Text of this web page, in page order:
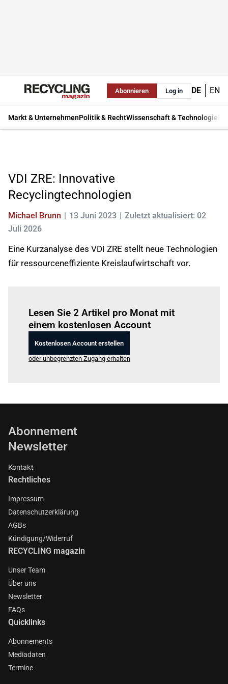
Abonnieren Log in DE EN
Markt & UnternehmenPolitik & RechtWissenschaft & Technologie
VDI ZRE: Innovative
Recyclingtechnologien
Michael Brunn 13 Juni 2023
Zuletzt aktualisiert: 02
Juli 2026
Eine Kurzanalyse des VDI ZRE stellt neue Technologien
für ressourceneffiziente Kreislaufwirtschaft vor.
Lesen Sie 2 Artikel pro Monat mit
einem kostenlosen Account
Kostenlosen Account erstellen
oder unbegrenzten Zugang erhalten
Abonnement
Newsletter
Kontakt
Rechtliches
Impressum
Datenschutzerklärung
AGBs
Kündigung/Widerruf
RECYCLING magazin
Unser Team
Über uns
Newsletter
FAQs
Quicklinks
Abonnements
Mediadaten
Termine